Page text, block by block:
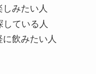
みたい人
ている人
飲みたい人